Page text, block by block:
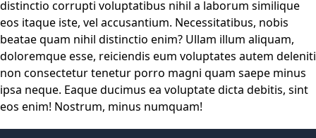
distinctio corrupti voluptatibus nihil a laborum similique
eos itaque iste, vel accusantium. Necessitatibus, nobis
beatae quam nihil distinctio enim? Ullam illum aliquam,
doloremque esse, reiciendis eum voluptates autem deleniti
non consectetur tenetur porro magni quam saepe minus
ipsa neque. Eaque ducimus ea voluptate dicta debitis, sint
eos enim! Nostrum, minus numquam!